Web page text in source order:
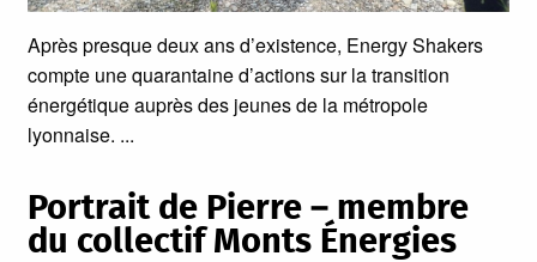
Après presque deux ans d’existence, Energy Shakers
compte une quarantaine d’actions sur la transition
énergétique auprès des jeunes de la métropole
lyonnaise.
Portrait de Pierre – membre
du collectif Monts Énergies